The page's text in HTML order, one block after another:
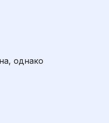
однако